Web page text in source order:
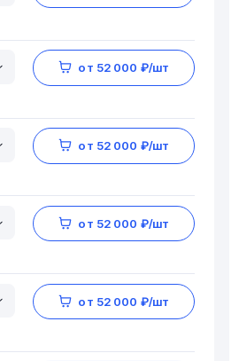
от 52 000 ₽/шт
от 52 000 ₽/шт
от 52 000 ₽/шт
от 52 000 ₽/шт